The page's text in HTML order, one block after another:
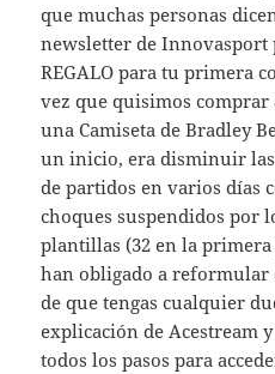
que muchas personas
newsletter de Innovasport
REGALO para tu primera
vez que quisimos comprar
una Camiseta de Bradley
un inicio, era disminuir
de partidos en varios días
choques suspendidos por
plantillas (32 en la
han obligado a reformular
de que tengas cualquier
explicación de Acestream
todos los pasos para